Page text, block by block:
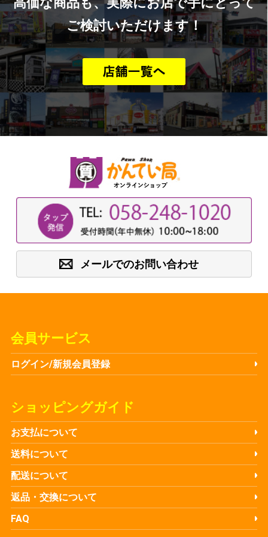
ご検討いただけます！
メールでのお問い合わせ
会員サービス
ログイン/新規会員登録
ショッピングガイド
お支払について
送料について
配送について
返品・交換について
FAQ